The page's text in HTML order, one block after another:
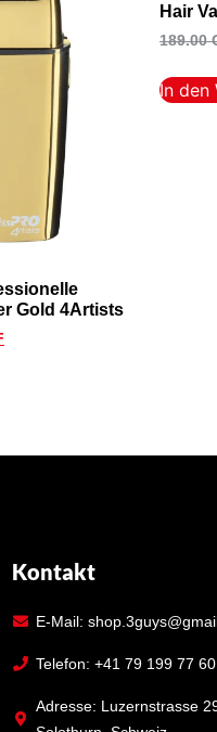
Gold 4Artists
Hair
189.00
In den
Kontakt
E-Mail:
Telefon: +41 79 199 77 60
Adresse: Luzernstrasse